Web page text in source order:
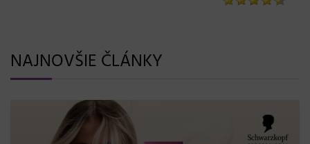
NAJNOVŠIE ČLÁNKY